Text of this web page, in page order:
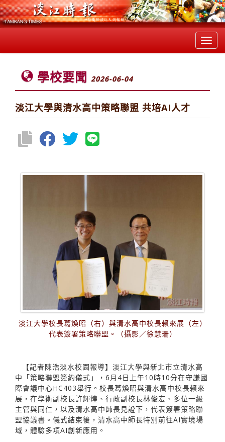
學校要聞 2026-06-04
淡江大學與清水高中策略聯盟 共培AI人才
淡江大學校長葛煥昭（右）與清水高中校長賴來展（左）
代表簽署策略聯盟。（攝影／徐慧珊）
【記者陳浩淡水校園報導】淡江大學與新北市立清水高
中「策略聯盟簽約儀式」，6月4日上午10時10分在守謙國
際會議中心HC403舉行。校長葛煥昭與清水高中校長賴來
展，在學術副校長許輝煌、行政副校長林俊宏、多位一級
主管與同仁，以及清水高中師長見證下，代表簽署策略聯
盟協議書。儀式結束後，清水高中師長特別前往AI實境場
域，體驗多項AI創新應用。